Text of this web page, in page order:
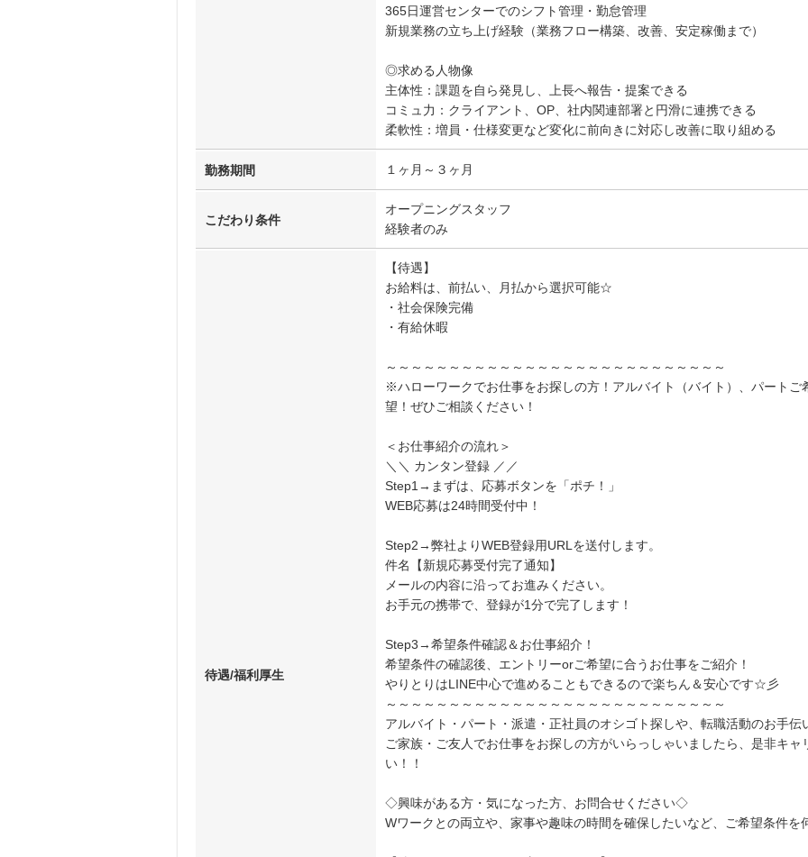
365日運営センターでのシフト管理・勤怠管理
新規業務の立ち上げ経験（業務フロー構築、改善、安定稼働まで）
◎求める人物像
主体性：課題を自ら発見し、上長へ報告・提案できる
コミュ力：クライアント、OP、社内関連部署と円滑に連携できる
柔軟性：増員・仕様変更など変化に前向きに対応し改善に取り組める
勤務期間 １ヶ月～３ヶ月
こだわり条件
オープニングスタッフ
経験者のみ
待遇/福利厚生
【待遇】
お給料は、前払い、月払から選択可能☆
・社会保険完備
・有給休暇
～～～～～～～～～～～～～～～～～～～～～～～～～～～
※ハローワークでお仕事をお探しの方！アルバイト（バイト）、パートご
望！ぜひご相談ください！
＜お仕事紹介の流れ＞
＼＼ カンタン登録 ／／
Step1→まずは、応募ボタンを「ポチ！」
WEB応募は24時間受付中！
Step2→弊社よりWEB登録用URLを送付します。
件名【新規応募受付完了通知】
メールの内容に沿ってお進みください。
お手元の携帯で、登録が1分で完了します！
Step3→希望条件確認＆お仕事紹介！
希望条件の確認後、エントリーorご希望に合うお仕事をご紹介！
やりとりはLINE中心で進めることもできるので楽ちん＆安心です☆彡
～～～～～～～～～～～～～～～～～～～～～～～～～～～
アルバイト・パート・派遣・正社員のオシゴト探しや、転職活動のお手
ご家族・ご友人でお仕事をお探しの方がいらっしゃいましたら、是非キ
い！！
◇興味がある方・気になった方、お問合せください◇
Wワークとの両立や、家事や趣味の時間を確保したいなど、ご希望条件を